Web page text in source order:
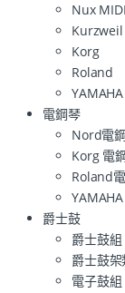
Nux MIDI
Kurzweil
Korg
Roland
YAMAHA
電鋼琴
Nord電
Korg 電
Roland
爵士鼓
爵士鼓組
爵士鼓架
電子鼓組